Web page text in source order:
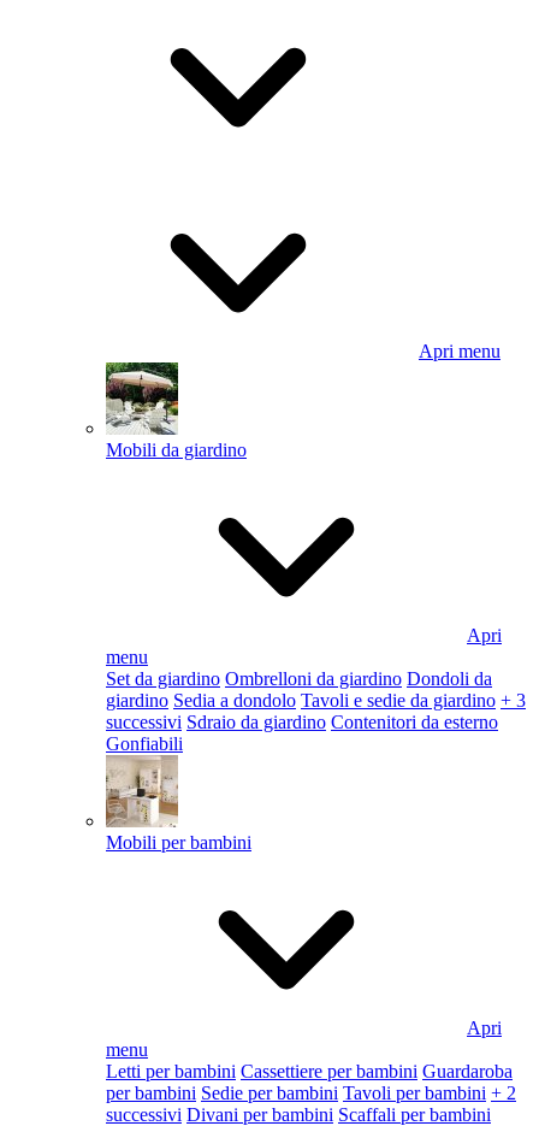
Apri menu
Mobili da giardino
Apri
menu
Set da giardino Ombrelloni da giardino Dondoli da
giardino Sedia a dondolo Tavoli e sedie da giardino + 3
successivi Sdraio da giardino Contenitori da esterno
Gonfiabili
Mobili per bambini
Apri
menu
Letti per bambini Cassettiere per bambini Guardaroba
per bambini Sedie per bambini Tavoli per bambini + 2
successivi Divani per bambini Scaffali per bambini